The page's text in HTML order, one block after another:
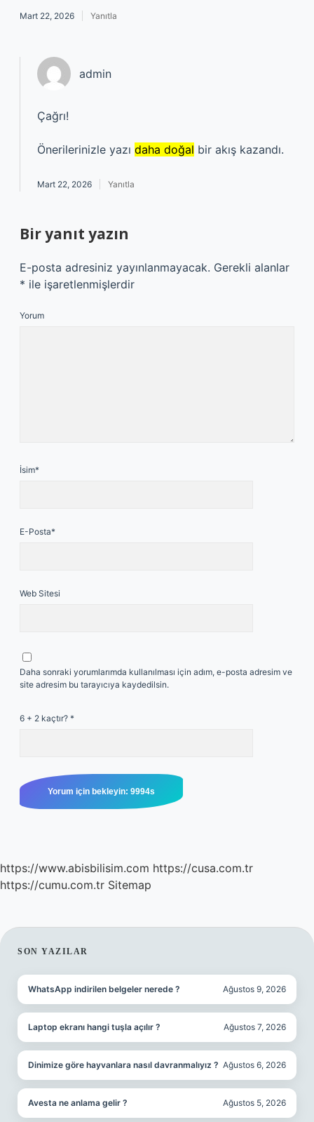
Mart 22, 2026 Yanıtla
admin
Çağrı!
Önerilerinizle yazı daha doğal bir akış kazandı.
Mart 22, 2026 Yanıtla
Bir yanıt yazın
E-posta adresiniz yayınlanmayacak. Gerekli alanlar
* ile işaretlenmişlerdir
Yorum
İsim*
E-Posta*
Web Sitesi
Daha sonraki yorumlarımda kullanılması için adım, e-posta adresim ve
site adresim bu tarayıcıya kaydedilsin.
6 + 2 kaçtır? *
https://www.abisbilisim.com https://cusa.com.tr
https://cumu.com.tr Sitemap
SIDEBAR
SON YAZILAR
WhatsApp indirilen belgeler nerede ? Ağustos 9, 2026
Laptop ekranı hangi tuşla açılır ? Ağustos 7, 2026
Dinimize göre hayvanlara nasıl davranmalıyız ? Ağustos 6, 2026
Avesta ne anlama gelir ? Ağustos 5, 2026